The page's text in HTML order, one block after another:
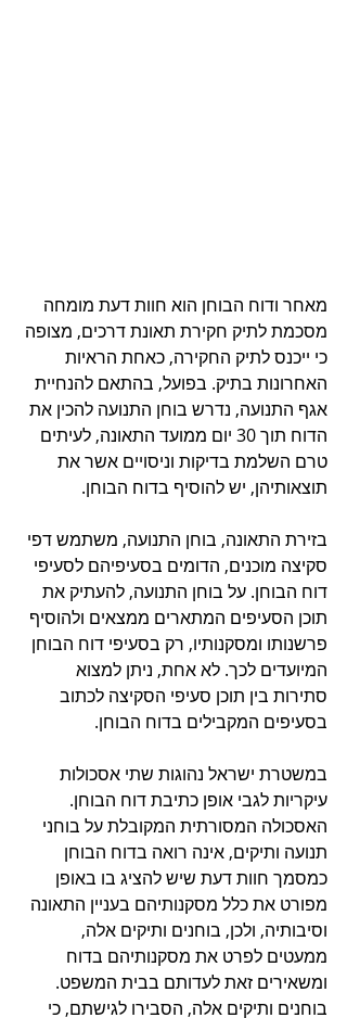
מאחר ודוח הבוחן הוא חוות דעת מומחה
מסכמת לתיק חקירת תאונת דרכים, מצופה
כי ייכנס לתיק החקירה, כאחת הראיות
האחרונות בתיק. בפועל, בהתאם להנחיית
אגף התנועה, נדרש בוחן התנועה להכין את
הדוח תוך 30 יום ממועד התאונה, לעיתים
טרם השלמת בדיקות וניסויים אשר את
תוצאותיהן, יש להוסיף בדוח הבוחן.
בזירת התאונה, בוחן התנועה, משתמש דפי
סקיצה מוכנים, הדומים בסעיפיהם לסעיפי
דוח הבוחן. על בוחן התנועה, להעתיק את
תוכן הסעיפים המתארים ממצאים ולהוסיף
פרשנותו ומסקנותיו, רק בסעיפי דוח הבוחן
המיועדים לכך. לא אחת, ניתן למצוא
סתירות בין תוכן סעיפי הסקיצה לכתוב
בסעיפים המקבילים בדוח הבוחן.
במשטרת ישראל נהוגות שתי אסכולות
עיקריות לגבי אופן כתיבת דוח הבוחן.
האסכולה המסורתית המקובלת על בוחני
תנועה ותיקים, אינה רואה בדוח הבוחן
כמסמך חוות דעת שיש להציג בו באופן
מפורט את כלל מסקנותיהם בעניין התאונה
וסיבותיה, ולכן, בוחנים ותיקים אלה,
ממעטים לפרט את מסקנותיהם בדוח
ומשאירים זאת לעדותם בבית המשפט.
בוחנים ותיקים אלה, הסבירו לגישתם, כי